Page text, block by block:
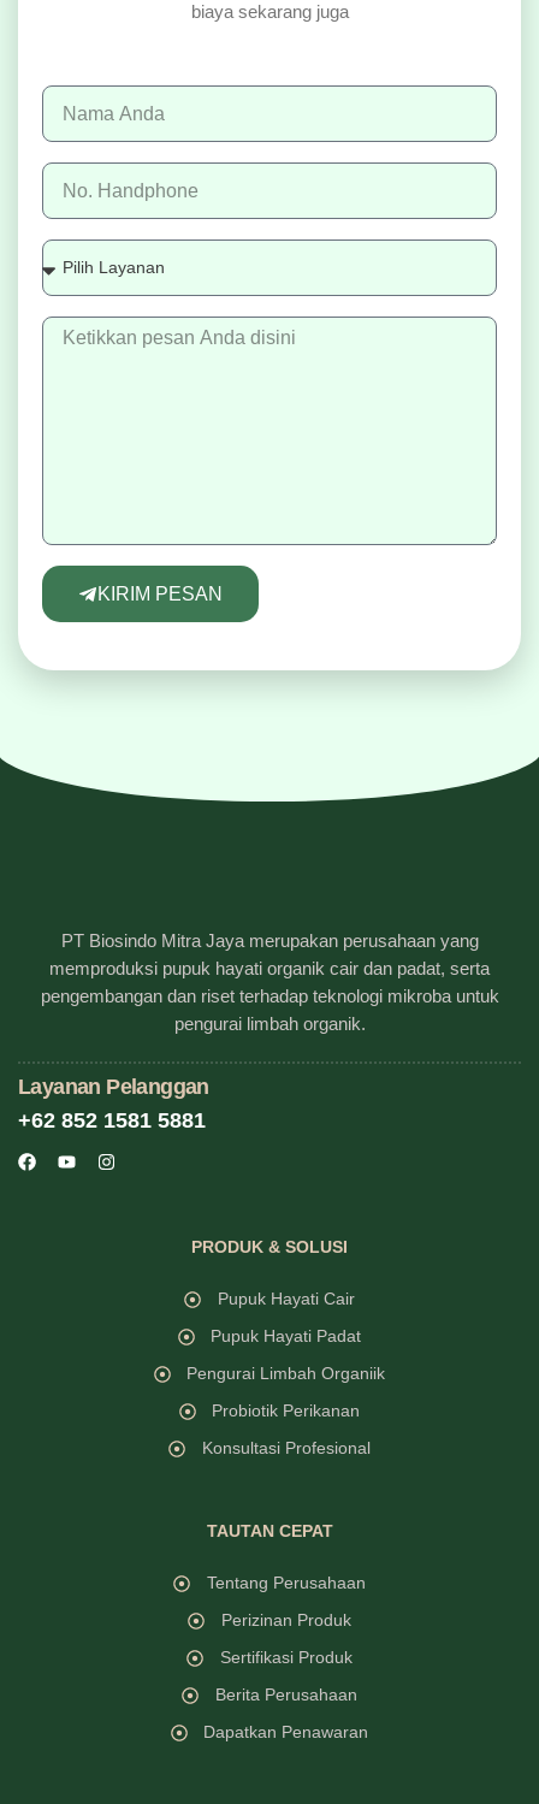
KIRIM PESAN
biaya sekarang juga
PT Biosindo Mitra Jaya merupakan perusahaan yang
memproduksi pupuk hayati organik cair dan padat, serta
pengembangan dan riset terhadap teknologi mikroba untuk
pengurai limbah organik.
Layanan Pelanggan
+62 852 1581 5881
PRODUK & SOLUSI
Pupuk Hayati Cair
Pupuk Hayati Padat
Pengurai Limbah Organiik
Probiotik Perikanan
Konsultasi Profesional
TAUTAN CEPAT
Tentang Perusahaan
Perizinan Produk
Sertifikasi Produk
Berita Perusahaan
Dapatkan Penawaran